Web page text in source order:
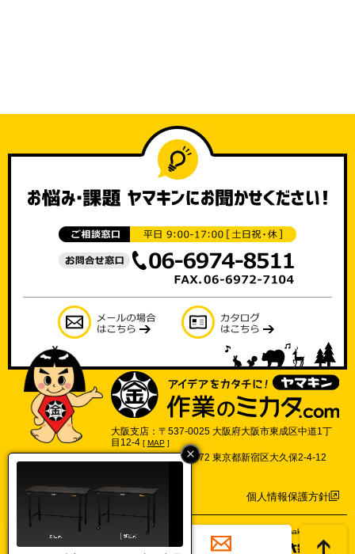
大阪支店：〒537-0025 大阪府大阪市東成区中道1丁
目12-4 [ MAP]
東京支店：〒169-0072 東京都新宿区大久保2-4-12
個人情報保護方針
©2017 Yamakin Co.,Ltd.